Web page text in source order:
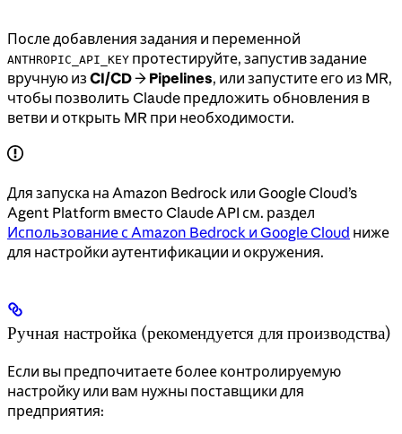
После добавления задания и переменной
ANTHROPIC_API_KEY протестируйте, запустив задание
вручную из CI/CD→ Pipelines, или запустите его из MR,
чтобы позволить Claude предложить обновления в
ветви и открыть MR при необходимости.
Для запуска на Amazon Bedrock или Google Cloud’s
Agent Platform вместо Claude API см. раздел
Использование с Amazon Bedrock и Google Cloud ниже
для настройки аутентификации и окружения.
Ручная настройка (рекомендуется для производства)
Если вы предпочитаете более контролируемую
настройку или вам нужны поставщики для
предприятия: